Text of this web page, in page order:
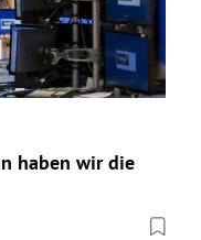
haben wir die